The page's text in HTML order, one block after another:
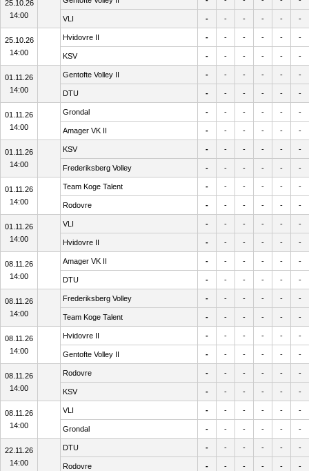
25.10.26
14:00
VLI - - - - - -
25.10.26
14:00
Hvidovre II - - - - - -
KSV - - - - - -
01.11.26
14:00
Gentofte Volley II - - - - - -
DTU - - - - - -
01.11.26
14:00
Grondal - - - - - -
Amager VK II - - - - - -
01.11.26
14:00
KSV - - - - - -
Frederiksberg Volley - - - - - -
01.11.26
14:00
Team Koge Talent - - - - - -
Rodovre - - - - - -
01.11.26
14:00
VLI - - - - - -
Hvidovre II - - - - - -
08.11.26
14:00
Amager VK II - - - - - -
DTU - - - - - -
08.11.26
14:00
Frederiksberg Volley - - - - - -
Team Koge Talent - - - - - -
08.11.26
14:00
Hvidovre II - - - - - -
Gentofte Volley II - - - - - -
08.11.26
14:00
Rodovre - - - - - -
KSV - - - - - -
08.11.26
14:00
VLI - - - - - -
Grondal - - - - - -
22.11.26
14:00
DTU - - - - - -
Rodovre - - - - - -